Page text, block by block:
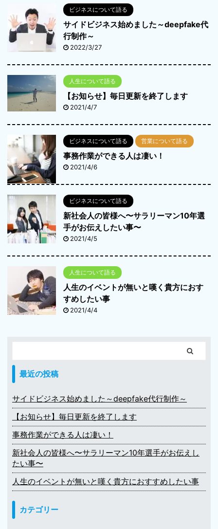
ビジネスについて語る
サイドビジネス始めました～deepfake代
行制作～
2022/3/27
人生について語る
【お知らせ】毎日更新を終了します
2021/4/7
ビジネスについて語る 営業について語る
事務作業ができる人は凄い！
2021/4/6
ビジネスについて語る
新社会人の皆様へ〜サラリーマン10年選
手がお伝えしたい事〜
2021/4/5
人生について語る
人生のイベントが無いと嘆く貴方におす
すめしたい事
2021/4/4
最近の投稿
サイドビジネス始めました～deepfake代行制作～
【お知らせ】毎日更新を終了します
事務作業ができる人は凄い！
新社会人の皆様へ〜サラリーマン10年選手がお伝えし
たい事〜
人生のイベントが無いと嘆く貴方におすすめしたい事
カテゴリー